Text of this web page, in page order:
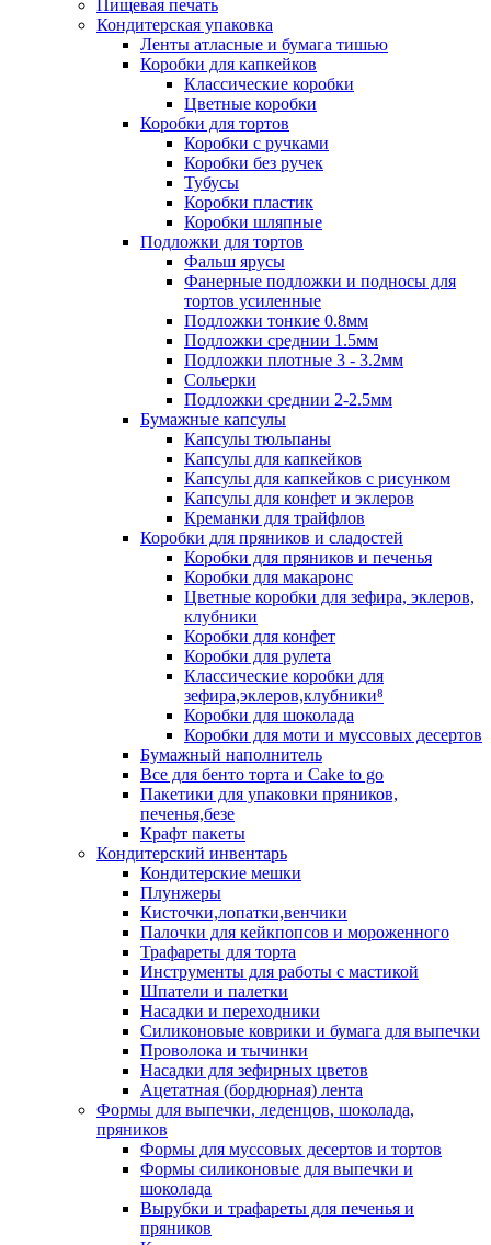
Пищевая печать
Кондитерская упаковка
Ленты атласные и бумага тишью
Коробки для капкейков
Классические коробки
Цветные коробки
Коробки для тортов
Коробки с ручками
Коробки без ручек
Тубусы
Коробки пластик
Коробки шляпные
Подложки для тортов
Фальш ярусы
Фанерные подложки и подносы для
тортов усиленные
Подложки тонкие 0.8мм
Подложки среднии 1.5мм
Подложки плотные 3 - 3.2мм
Сольерки
Подложки среднии 2-2.5мм
Бумажные капсулы
Капсулы тюльпаны
Капсулы для капкейков
Капсулы для капкейков с рисунком
Капсулы для конфет и эклеров
Креманки для трайфлов
Коробки для пряников и сладостей
Коробки для пряников и печенья
Коробки для макаронс
Цветные коробки для зефира, эклеров,
клубники
Коробки для конфет
Коробки для рулета
Классические коробки для
зефира,эклеров,клубники⁸
Коробки для шоколада
Коробки для моти и муссовых десертов
Бумажный наполнитель
Все для бенто торта и Cake to go
Пакетики для упаковки пряников,
печенья,безе
Крафт пакеты
Кондитерский инвентарь
Кондитерские мешки
Плунжеры
Кисточки,лопатки,венчики
Палочки для кейкпопсов и мороженного
Трафареты для торта
Инструменты для работы с мастикой
Шпатели и палетки
Насадки и переходники
Силиконовые коврики и бумага для выпечки
Проволока и тычинки
Насадки для зефирных цветов
Ацетатная (бордюрная) лента
Формы для выпечки, леденцов, шоколада,
пряников
Формы для муссовых десертов и тортов
Формы силиконовые для выпечки и
шоколада
Вырубки и трафареты для печенья и
пряников